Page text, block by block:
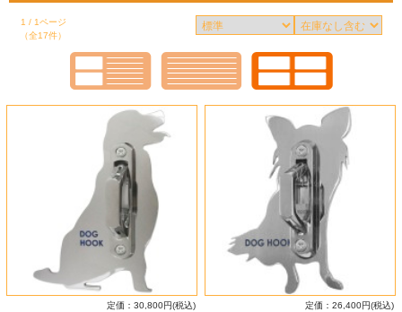
1 / 1ページ
（全17件）
定価：30,800円(税込) 定価：26,400円(税込)